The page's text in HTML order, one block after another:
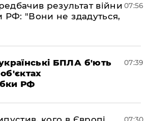
результат війни
РФ: "Вони не здадуться,
07:56
БПЛА б'ють
РФ
07:39